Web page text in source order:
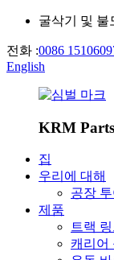
굴삭기 및 불
전화 :0086
English
KRM
집
우리에 대해
공장 투
제품
트랙
캐리어